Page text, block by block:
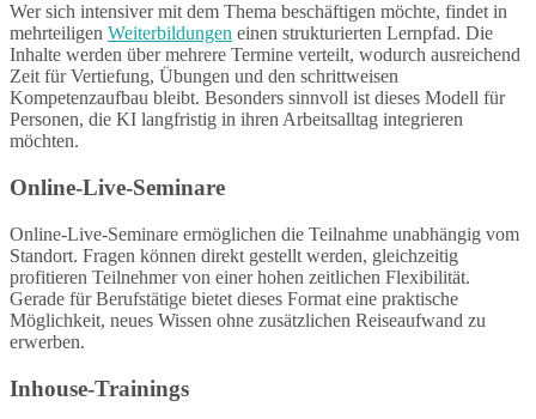
Wer sich intensiver mit dem Thema beschäftigen möchte, findet in
mehrteiligen Weiterbildungen einen strukturierten Lernpfad. Die
Inhalte werden über mehrere Termine verteilt, wodurch ausreichend
Zeit für Vertiefung, Übungen und den schrittweisen
Kompetenzaufbau bleibt. Besonders sinnvoll ist dieses Modell für
Personen, die KI langfristig in ihren Arbeitsalltag integrieren
möchten.
Online-Live-Seminare
Online-Live-Seminare ermöglichen die Teilnahme unabhängig vom
Standort. Fragen können direkt gestellt werden, gleichzeitig
profitieren Teilnehmer von einer hohen zeitlichen Flexibilität.
Gerade für Berufstätige bietet dieses Format eine praktische
Möglichkeit, neues Wissen ohne zusätzlichen Reiseaufwand zu
erwerben.
Inhouse-Trainings